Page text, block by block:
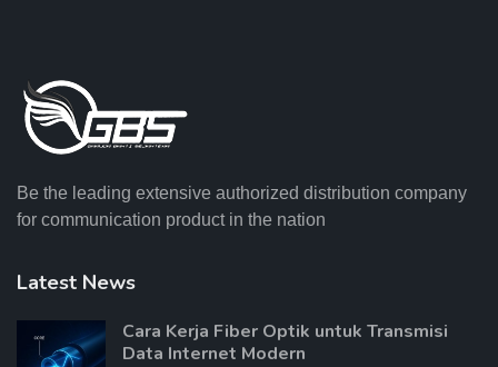
Be the leading extensive authorized distribution company
for communication product in the nation
Latest News
Cara Kerja Fiber Optik untuk Transmisi
Data Internet Modern